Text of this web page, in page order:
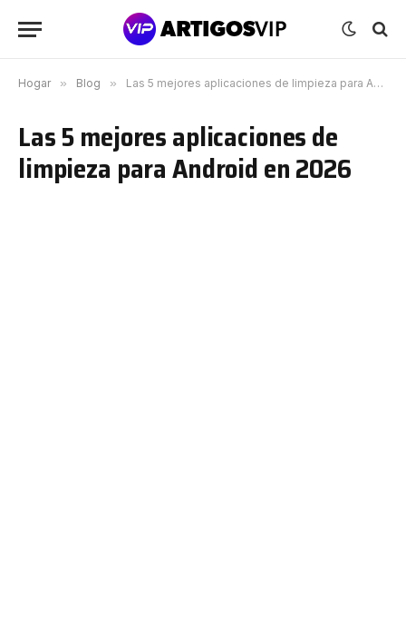
Hogar » Blog » Las 5 mejores aplicaciones de limpieza para Android en 2026
Las 5 mejores aplicaciones de
limpieza para Android en 2026